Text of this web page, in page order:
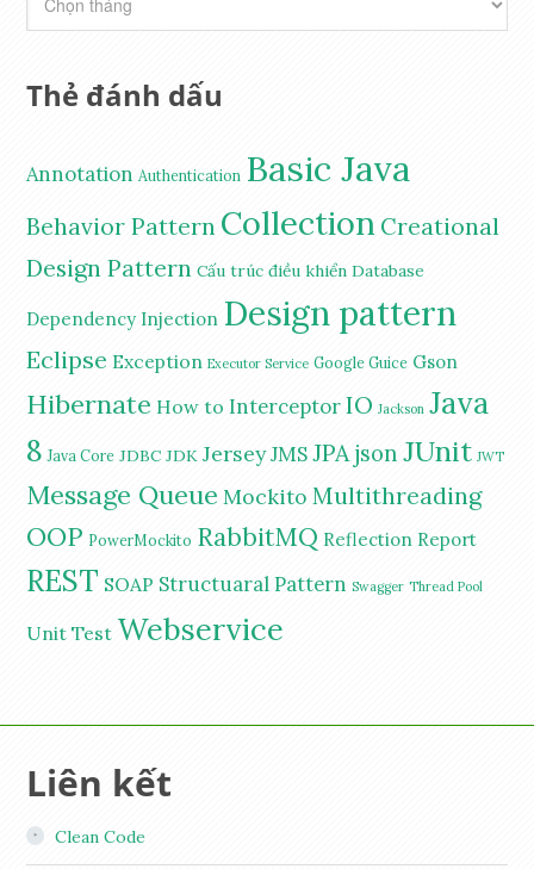
Thẻ đánh dấu
Annotation Authentication Basic Java
Behavior Pattern Collection Creational
Design Pattern Cấu trúc điều khiển Database
Dependency Injection Design pattern
Eclipse Exception Executor Service Google Guice Gson
Hibernate How to InterceptorIO Jackson Java
8 Java Core JDBC JDK JerseyJMSJPA json JUnit JWT
Message Queue Mockito Multithreading
OOP PowerMockito RabbitMQ Reflection Report
REST SOAP Structuaral Pattern Swagger Thread Pool
Unit Test Webservice
Liên kết
Clean Code